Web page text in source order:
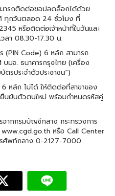
มารถติดต่อขอปลดล็อกได้ด้วย
ทุกวันตลอด 24 ชั่วโมง ที่
หรือติดต่อเจ้าหน้าที่ในวันและ
วลา 08.30-17.30 น.
(PIN Code) 6 หลัก สามารถ
มจ. ธนาคารกรุงไทย (เครื่อง
ตรประจำตัวประชาชน”)
หลัก ไม่ได้ ให้ติดต่อที่สาขาของ
ยืนยันตัวตนใหม่ พร้อมกำหนดรหัสคู่
จากกรมบัญชีกลาง กระทรวงการ
หรือ Call Center
ศัพท์กลาง 0-2127-7000